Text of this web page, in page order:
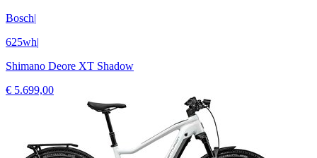
Bosch|
625wh|
Shimano Deore XT Shadow
€ 5.699,00